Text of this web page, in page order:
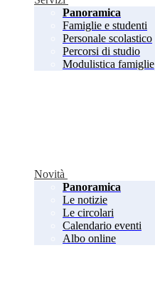
Panoramica
Famiglie e studenti
Personale scolastico
Percorsi di studio
Modulistica famiglie
Novità
Panoramica
Le notizie
Le circolari
Calendario eventi
Albo online